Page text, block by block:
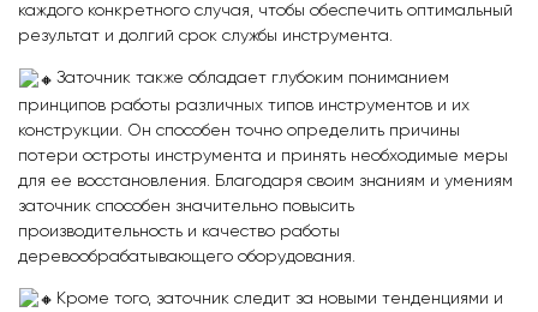
каждого конкретного случая, чтобы обеспечить оптимальный
результат и долгий срок службы инструмента.
Заточник также обладает глубоким пониманием
принципов работы различных типов инструментов и их
конструкции. Он способен точно определить причины
потери остроты инструмента и принять необходимые меры
для ее восстановления. Благодаря своим знаниям и умениям
заточник способен значительно повысить
производительность и качество работы
деревообрабатывающего оборудования.
Кроме того, заточник следит за новыми тенденциями и